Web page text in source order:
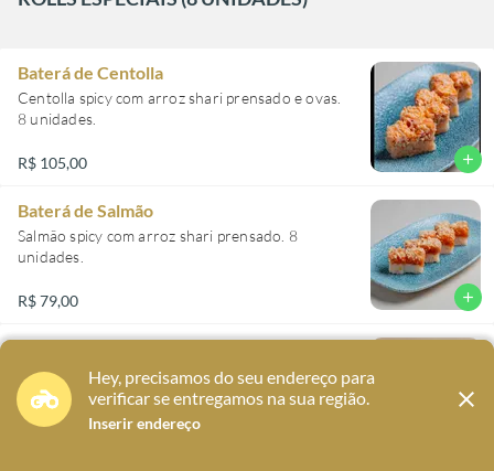
Baterá de Centolla
Centolla spicy com arroz shari prensado e ovas.
8 unidades.
R$ 105,00 add
Baterá de Salmão
Salmão spicy com arroz shari prensado. 8
unidades.
R$ 79,00 add
Atum spicy com arroz shari prensado. 8
unidades.
Nós utilizamos Cookies para garantir que você tenha uma melhor
experiência on-line. Saiba mais
OK, FECHAR
Hey, precisamos do seu endereço para
verificar se entregamos na sua região.
Inserir endereço
close
Hey, precisamos do seu endereço para
verificar se entregamos na sua região.
Inserir endereço
close